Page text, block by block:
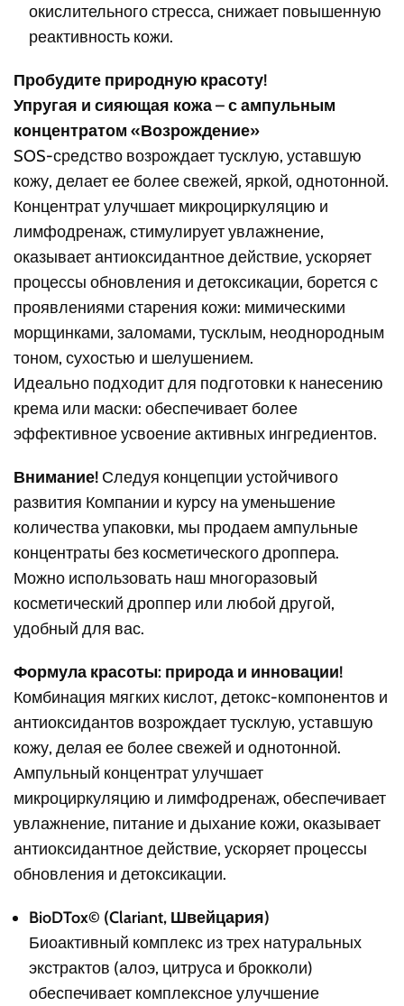
окислительного стресса, снижает повышенную
реактивность кожи.
Пробудите природную красоту!
Упругая и сияющая кожа – с ампульным
концентратом «Возрождение»
SOS-средство возрождает тусклую, уставшую
кожу, делает ее более свежей, яркой, однотонной.
Концентрат улучшает микроциркуляцию и
лимфодренаж, стимулирует увлажнение,
оказывает антиоксидантное действие, ускоряет
процессы обновления и детоксикации, борется с
проявлениями старения кожи: мимическими
морщинками, заломами, тусклым, неоднородным
тоном, сухостью и шелушением.
Идеально подходит для подготовки к нанесению
крема или маски: обеспечивает более
эффективное усвоение активных ингредиентов.
Внимание! Следуя концепции устойчивого
развития Компании и курсу на уменьшение
количества упаковки, мы продаем ампульные
концентраты без косметического дроппера.
Можно использовать наш многоразовый
косметический дроппер или любой другой,
удобный для вас.
Формула красоты: природа и инновации!
Комбинация мягких кислот, детокс-компонентов и
антиоксидантов возрождает тусклую, уставшую
кожу, делая ее более свежей и однотонной.
Ампульный концентрат улучшает
микроциркуляцию и лимфодренаж, обеспечивает
увлажнение, питание и дыхание кожи, оказывает
антиоксидантное действие, ускоряет процессы
обновления и детоксикации.
BioDTox© (Clariant, Швейцария)
Биоактивный комплекс из трех натуральных
экстрактов (алоэ, цитруса и брокколи)
обеспечивает комплексное улучшение